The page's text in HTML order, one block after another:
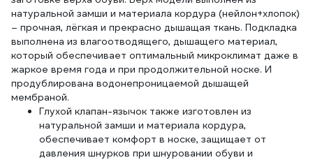
натуральной замши и материала кордура (нейлон+хлопок)
– прочная, лёгкая и прекрасно дышащая ткань. Подкладка
выполнена из влагоотводящего, дышащего материал,
который обеспечивает оптимальный микроклимат даже в
жаркое время года и при продолжительной носке. И
продублирована водонепроницаемой дышащей
мембраной.
Глухой клапан-язычок также изготовлен из
натуральной замши и материала кордура,
обеспечивает комфорт в носке, защищает от
давления шнурков при шнуровании обуви и